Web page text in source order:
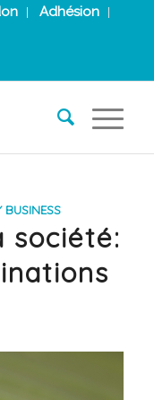
Adhésion
BUSINESS
société: